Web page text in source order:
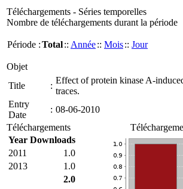
Téléchargements - Séries temporelles
Nombre de téléchargements durant la période
Période :Total:: Année:: Mois:: Jour
Objet
Title
:
Effect of protein kinase A-
traces.
Entry
Date
: 08-06-2010
Téléchargements
Year Downloads
2011
1.0
2013
1.0
2.0